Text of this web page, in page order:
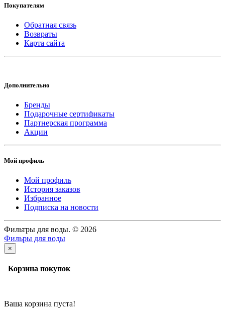
Покупателям
Обратная связь
Возвраты
Карта сайта
Дополнительно
Бренды
Подарочные сертификаты
Партнерская программа
Акции
Мой профиль
Мой профиль
История заказов
Избранное
Подписка на новости
Фильтры для воды. © 2026
Фильры для воды
×
Корзина покупок
Ваша корзина пуста!